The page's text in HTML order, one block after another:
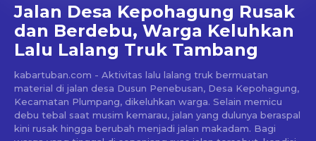
Jalan Desa Kepohagung Rusak
dan Berdebu, Warga Keluhkan
Lalu Lalang Truk Tambang
kabartuban.com - Aktivitas lalu lalang truk bermuatan
material di jalan desa Dusun Penebusan, Desa Kepohagung,
Kecamatan Plumpang, dikeluhkan warga. Selain memicu
debu tebal saat musim kemarau, jalan yang dulunya beraspal
kini rusak hingga berubah menjadi jalan makadam. Bagi